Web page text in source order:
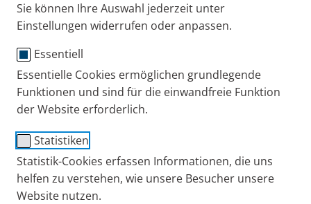
Sie können Ihre Auswahl jederzeit unter
Einstellungen widerrufen oder anpassen.
Essentiell
Essentielle Cookies ermöglichen grundlegende
Funktionen und sind für die einwandfreie Funktion
der Website erforderlich.
Statistiken
Statistik-Cookies erfassen Informationen, die uns
helfen zu verstehen, wie unsere Besucher unsere
Website nutzen.
VORTEX®Mundstück
(10er Pack)
mit Ventil
Bestell-Nr.: 051G5101
PZN: 12453385